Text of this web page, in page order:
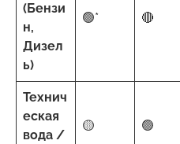
(Бензи
н,
Дизел
ь)
🟢* 🔴
Технич
еская
вода /
🟡 🟢